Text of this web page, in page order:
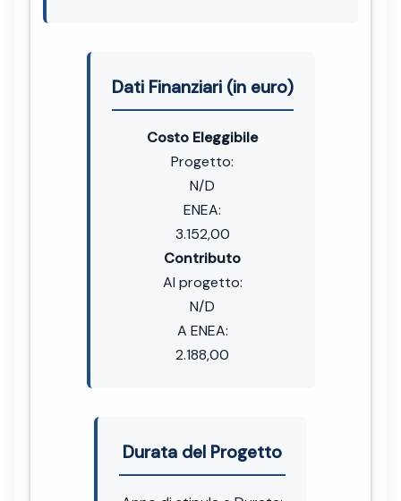
Dati Finanziari (in euro)
Costo Eleggibile
Progetto:
N/D
ENEA:
3.152,00
Contributo
Al progetto:
N/D
A ENEA:
2.188,00
Durata del Progetto